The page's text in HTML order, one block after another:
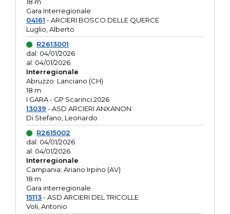
Gara Interregionale
04161 - ARCIERI BOSCO DELLE QUERCE
Luglio, Alberto
R2613001
dal: 04/01/2026
al: 04/01/2026
Interregionale
Abruzzo: Lanciano (CH)
18 m
I GARA - GP Scarinci 2026
13039 - ASD ARCIERI ANXANON
Di Stefano, Leonardo
R2615002
dal: 04/01/2026
al: 04/01/2026
Interregionale
Campania: Ariano Irpino (AV)
18 m
Gara interregionale
15113- ASD ARCIERI DEL TRICOLLE
Voli, Antonio